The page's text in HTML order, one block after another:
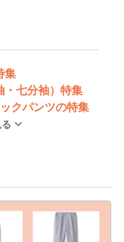
集
・七分袖）特集
クパンツの特集